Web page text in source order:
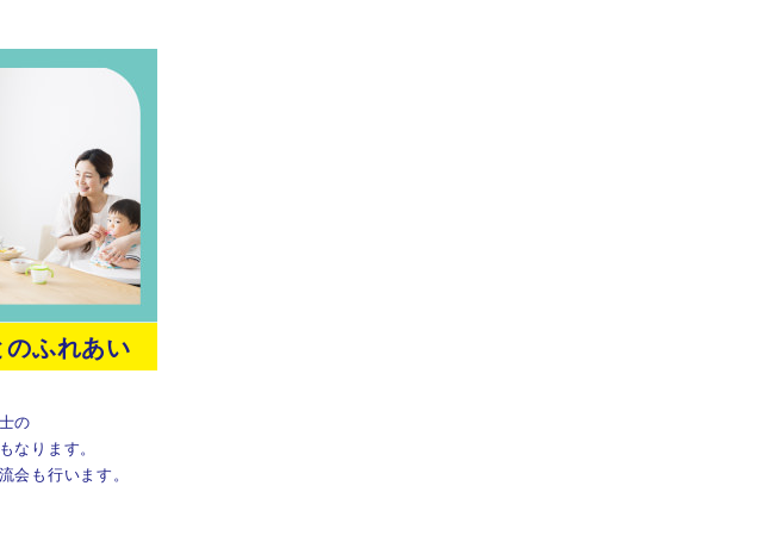
ふれあい
の
なります。
会も行います。